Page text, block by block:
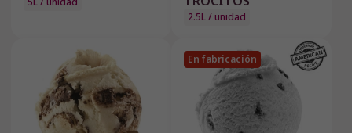
2.5L / unidad
En fabricación